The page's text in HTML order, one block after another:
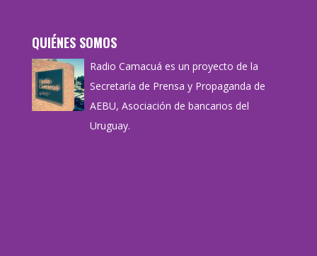
QUIÉNES SOMOS
Radio Camacuá es un proyecto de la
Secretaría de Prensa y Propaganda de
AEBU, Asociación de bancarios del
Uruguay.